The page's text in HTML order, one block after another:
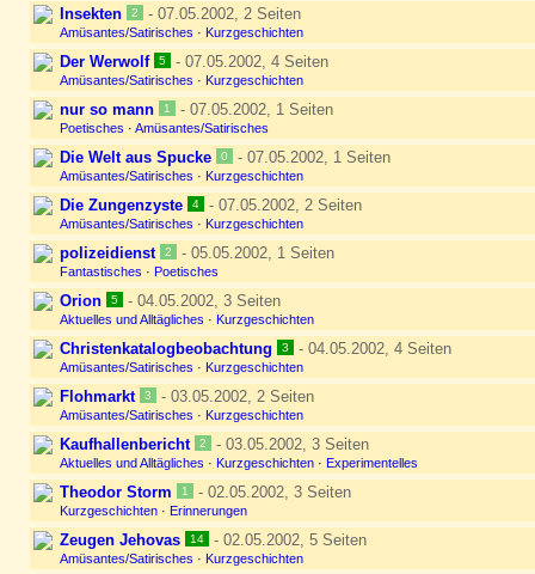
Insekten 2 - 07.05.2002, 2 Seiten
Amüsantes/Satirisches · Kurzgeschichten
Der Werwolf 5 - 07.05.2002, 4 Seiten
Amüsantes/Satirisches · Kurzgeschichten
nur so mann 1 - 07.05.2002, 1 Seiten
Poetisches · Amüsantes/Satirisches
Die Welt aus Spucke 0 - 07.05.2002, 1 Seiten
Amüsantes/Satirisches · Kurzgeschichten
Die Zungenzyste 4 - 07.05.2002, 2 Seiten
Amüsantes/Satirisches · Kurzgeschichten
polizeidienst 2 - 05.05.2002, 1 Seiten
Fantastisches · Poetisches
Orion 5 - 04.05.2002, 3 Seiten
Aktuelles und Alltägliches · Kurzgeschichten
Christenkatalogbeobachtung 3 - 04.05.2002, 4 Seiten
Amüsantes/Satirisches · Kurzgeschichten
Flohmarkt 3 - 03.05.2002, 2 Seiten
Amüsantes/Satirisches · Kurzgeschichten
Kaufhallenbericht 2 - 03.05.2002, 3 Seiten
Aktuelles und Alltägliches · Kurzgeschichten · Experimentelles
Theodor Storm 1 - 02.05.2002, 3 Seiten
Kurzgeschichten · Erinnerungen
Zeugen Jehovas 14 - 02.05.2002, 5 Seiten
Amüsantes/Satirisches · Kurzgeschichten